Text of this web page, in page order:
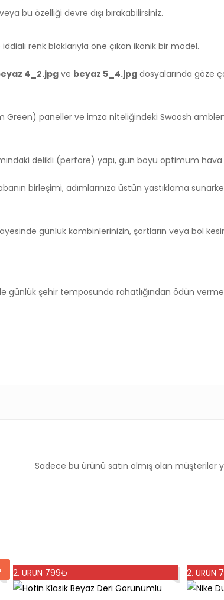
bu özelliği devre dışı bırakabilirsiniz.
renk bloklarıyla öne çıkan ikonik bir model.
4_2.jpgve beyaz 5_4.jpg dosyalarında göze
Green) paneller ve imza niteliğindeki Swoosh
delikli (perfore) yapı, gün boyu optimum
birleşimi, adımlarınıza üstün yastıklama
günlük kombinlerinizin, şortların veya bol
şehir temposunda rahatlığından ödün
Sadece bu ürünü satın almış olan müşteriler
2. ÜRÜN 799₺
Bu
2. ÜRÜN
Bu